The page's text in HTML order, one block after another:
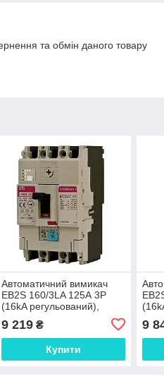
та обмін даного товару
Автоматичний вимикач
EB2S 160/3LA 125А 3P
(16kA регульований),
9 219₴
Купити
9